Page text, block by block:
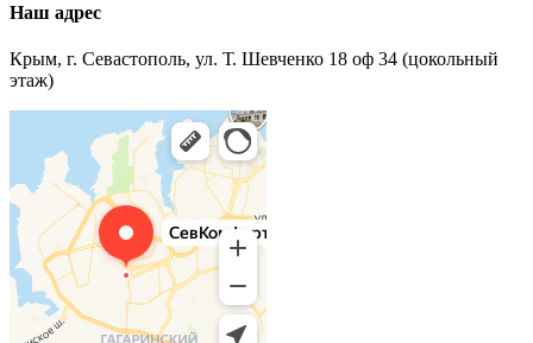
Наш адрес
Крым, г. Севастополь, ул. Т. Шевченко 18 оф 34 (цокольный
этаж)